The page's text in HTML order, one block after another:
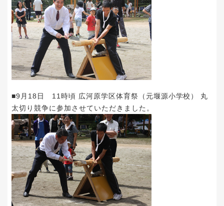
■9月18日 11時頃 広河原学区体育祭（元堰源小学校） 丸
太切り競争に参加させていただきました。